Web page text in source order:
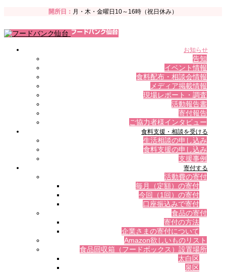
開所日： 月・木・金曜日10～16時（祝日休み）
お知らせ
告知
イベント情報
食料配布・相談会情報
メディア掲載情報
現場レポート・調査
活動報告書
寄付報告
ご協力者様インタビュー
食料支援・相談を受ける
生活相談の申し込み
食料支援の申し込み
支援事例
寄付する
活動費の寄付
毎月（定額）の寄付
今回（1回）の寄付
口座振込みで寄付
食品の寄付
寄付の方法
企業さまの寄付について
Amazon欲しいものリスト
食品回収箱（フードボックス）設置場所
太白区
泉区